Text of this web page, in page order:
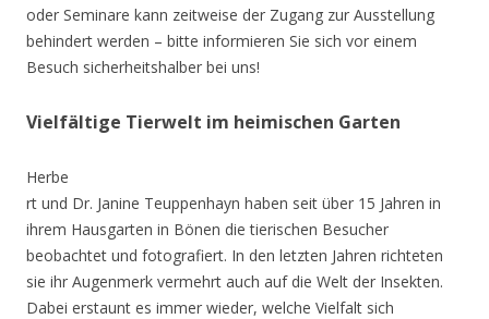
oder Seminare kann zeitweise der Zugang zur Ausstellung
behindert werden – bitte informieren Sie sich vor einem
Besuch sicherheitshalber bei uns!
Vielfältige Tierwelt im heimischen Garten
Herbe
rt und Dr. Janine Teuppenhayn haben seit über 15 Jahren in
ihrem Hausgarten in Bönen die tierischen Besucher
beobachtet und fotografiert. In den letzten Jahren richteten
sie ihr Augenmerk vermehrt auch auf die Welt der Insekten.
Dabei erstaunt es immer wieder, welche Vielfalt sich